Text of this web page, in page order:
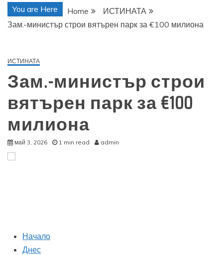
You are Here Home
ИСТИНАТА
Зам.-министър строи вятърен парк за €100 милиона
ИСТИНАТА
Зам.-министър строи
вятърен парк за €100
милиона
май 3, 2026 1 min read admin
Начало
Днес